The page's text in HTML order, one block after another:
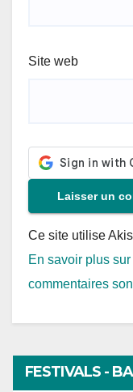
Site web
Ce site utilise
En savoir plus
commentaires
FESTIVALS -